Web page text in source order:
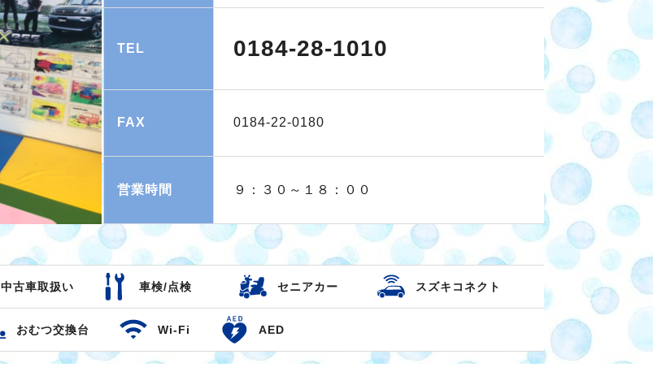
TEL 0184-28-1010
FAX 0184-22-0180
営業時間 ９：３０～１８：００
中古車取扱い 車検/点検 セニアカー スズキコネクト
おむつ交換台 Wi-Fi AED